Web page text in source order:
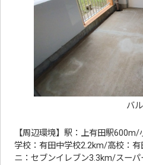
バ
【周辺環境】駅：上有田駅
学校：有田中学校2.2km/高校：
ニ：セブンイレブン3.3km/スー